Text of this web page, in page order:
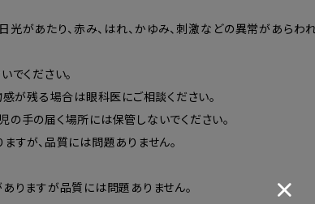
あたり、赤み、はれ、かゆみ、刺激などの異常があらわ
でください。
が残る場合は眼科医にご相談ください。
手の届く場所には保管しないでください。
すが、品質には問題ありません。
りますが品質には問題ありません。